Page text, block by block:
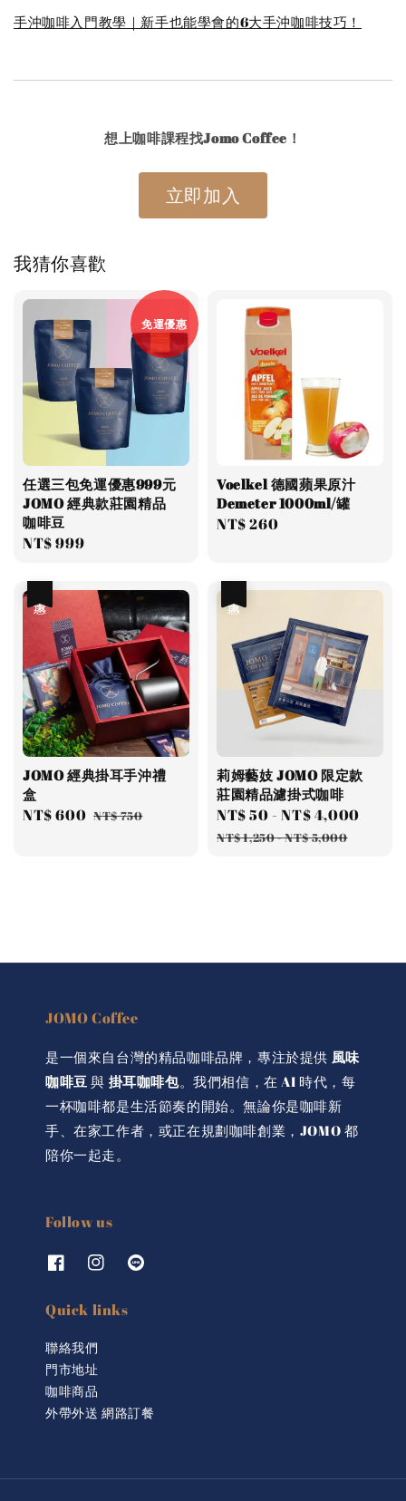
手沖咖啡入門教學｜新手也能學會的6大手沖咖啡技巧！
想上咖啡課程找Jomo Coffee！
立即加入
我猜你喜歡
免運優惠
任選三包免運優惠999元
JOMO 經典款莊園精品
咖啡豆
Regular
NT$ 999
Voelkel 德國蘋果原汁
Demeter 1000ml/罐
Regular
NT$ 260
JOMO 經典掛耳手沖禮
盒
Sale
NT$ 600 Regular
NT$ 750
莉姆藝妓 JOMO 限定款
莊園精品濾掛式咖啡
Sale
price
NT$ 50 -NT$ 4,000
NT$ 1,250-NT$ 5,000
JOMO Coffee
是一個來自台灣的精品咖啡品牌，專注於提供 風味
咖啡豆 與 掛耳咖啡包。我們相信，在 AI 時代，每
一杯咖啡都是生活節奏的開始。無論你是咖啡新
手、在家工作者，或正在規劃咖啡創業，JOMO 都
陪你一起走。
Follow us
Quick links
聯絡我們
門市地址
咖啡商品
外帶外送 網路訂餐